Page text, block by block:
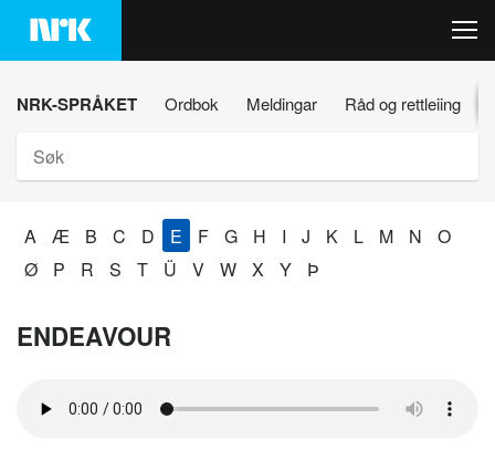
Hopp
innhaldet
NRK-SPRÅKET Ordbok Meldingar Råd og rettleiing
A Æ B C D E F G H I J K L M N
O
Ø
P R S T Ü V W X Y Þ
ENDEAVOUR